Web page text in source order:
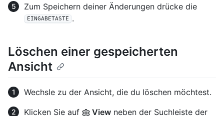
Zum Speichern deiner Änderungen drücke die
EINGABETASTE .
Löschen einer gespeicherten
Ansicht
Wechsle zu der Ansicht, die du löschen möchtest.
Klicken Sie auf
View neben der Suchleiste der